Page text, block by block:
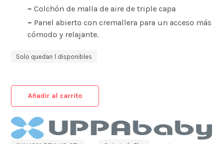
– Colchón de malla de aire de triple capa
– Panel abierto con cremallera para un acceso más
cómodo y relajante.
Solo quedan 1 disponibles
Añadir al carrito